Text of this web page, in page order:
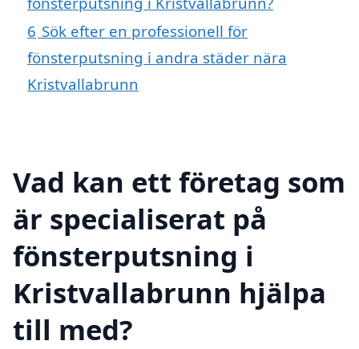
6 Sök efter en professionell för
fönsterputsning i andra städer nära
Kristvallabrunn
Vad kan ett företag som
är specialiserat på
fönsterputsning i
Kristvallabrunn hjälpa
till med?